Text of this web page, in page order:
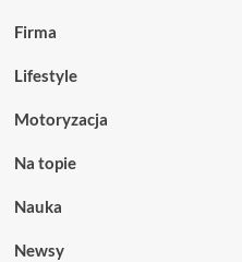
Firma
Lifestyle
Motoryzacja
Na topie
Nauka
Newsy